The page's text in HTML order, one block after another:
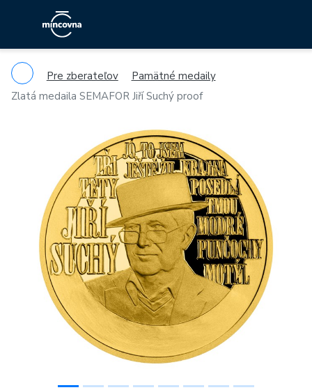
Pre zberateľov
Pamätné medaily
Zlatá medaila SEMAFOR Jiří Suchý proof
Previous